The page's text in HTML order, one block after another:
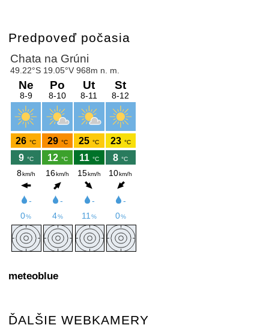
Predpoveď počasia
meteoblue
ĎALŠIE WEBKAMERY